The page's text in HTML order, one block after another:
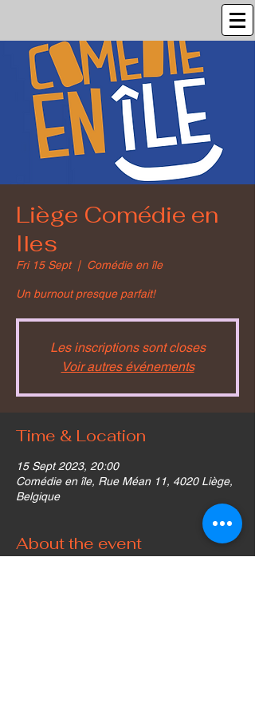
Liège Comédie en
Iles
Fri 15 Sept
  |
Comédie en île
Un burnout presque parfait!
Les inscriptions sont closes
Voir autres événements
Time & Location
15 Sept 2023, 20:00
Comédie en île, Rue Méan 11, 4020 Liège,
Belgique
About the event